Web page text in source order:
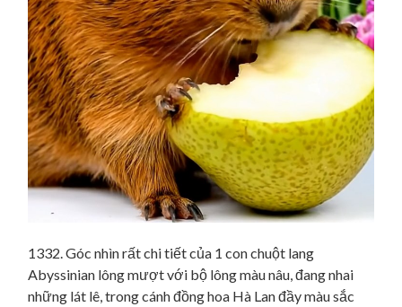
1332. Góc nhìn rất chi tiết của 1 con chuột lang
Abyssinian lông mượt với bộ lông màu nâu, đang nhai
những lát lê, trong cánh đồng hoa Hà Lan đầy màu sắc